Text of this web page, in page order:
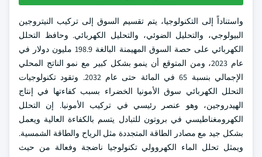
واستناداً إلى التكنولوجيا، يتم تقسيم السوق إلى تركيب النيتروجين
البيولوجي، والتحليل الضوئي، والتحليل الكهربائي. وحافظ التحلل
الكهربائي على حصة السوق المهيمنة البالغة 198.9 مليون دولار في
عام 2023، ومن المتوقع أن ينمو بشكل كبير مع نمو الناتج المحلي
الإجمالي بنسبة 65 في المائة حتى عام 2032. وتقود تكنولوجيات
التحلل الكهربائي سوق الأمونيا الخضراء بسبب كفاءتها في إنتاج
الهيدروجين، وهو عنصر رئيسي في تركيب الأمونيا. إن التحلل
الكهرومغناطيسي في بروتون للتبادل يتسم بالكفاءة العالية ويعمل
بشكل جيد مع مصادر الطاقة المتجددة مثل الرياح والطاقة الشمسية.
ويمثل تحلل الماء الكهروولي تكنولوجيا ناضجة وفعالة من حيث